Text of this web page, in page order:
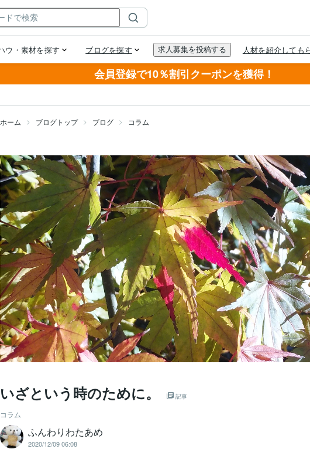
会員登録で10％割引クーポンを獲得！
ホーム ブログトップ ブログ コラム
いざという時のために。 記事
コラム
ふんわりわたあめ
2020/12/09 06:08